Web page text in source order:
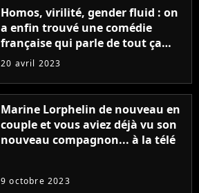
Homos, virilité, gender fluid : on
a enfin trouvé une comédie
française qui parle de tout ça
sans être super ringarde
20 avril 2023
Marine Lorphelin de nouveau en
couple et vous aviez déjà vu son
nouveau compagnon... à la télé
9 octobre 2023